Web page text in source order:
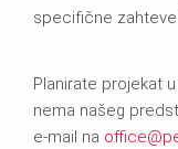
specifične
Planirate projekat
nema našeg
e-mail na office